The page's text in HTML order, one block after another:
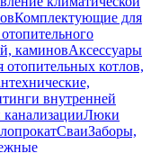
Комплектующие для
каминовАксессуары
котлов,
внутренней
Люки
СваиЗаборы,